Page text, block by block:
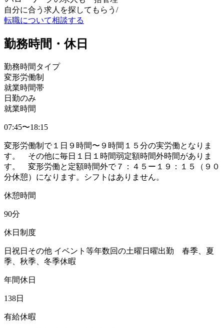
自分に合う求人を探してもらう /
転職について相談する
勤務時間・休日
勤務時間タイプ
変形労働制
就業時間帯
日勤のみ
就業時間
07:45〜18:15
変形労働制で１日９時間〜９時間１５分の実労働となりま
す。 その他に毎日１日１時間弱定額時間外時間がありま
す。 変形労働と定額時間外で７：４５ー１９：１５（９０
分休憩）になります。シフトはありません。
休憩時間
90分
休日制度
日祝日その他 イベント等年数回の土曜日曜出勤 春季、夏
季、秋季、冬季休暇
年間休日
138日
有給休暇